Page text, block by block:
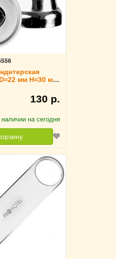
мм H=30 мм
130 р.
на сегодня